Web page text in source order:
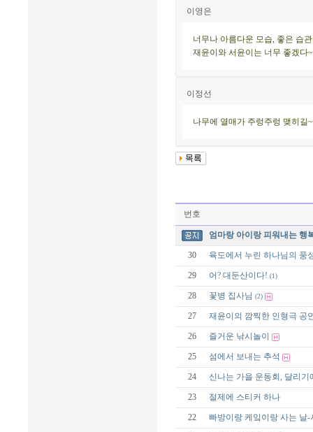
이영은
너무나 아름다운 모습, 좋은 습
재윤이와 서윤이는 너무 좋겠다
이정선
나무에 열매가 주렁주렁 맺히길
번호
엄마랑 아이랑 피워내는 행
30 육도에서 누린 하나님의 풍
29 어? 대둔산이다! (1)
28 꽃병 집사님 (2)
27 재윤이의 깜찍한 인형극 공
26 즐거운 낚시놀이
25 섬에서 보내는 추석
24 신나는 가을 운동회, 달리기
23 절제에 스티커 하나
22 빠방이랑 케잌이랑 사는 날-